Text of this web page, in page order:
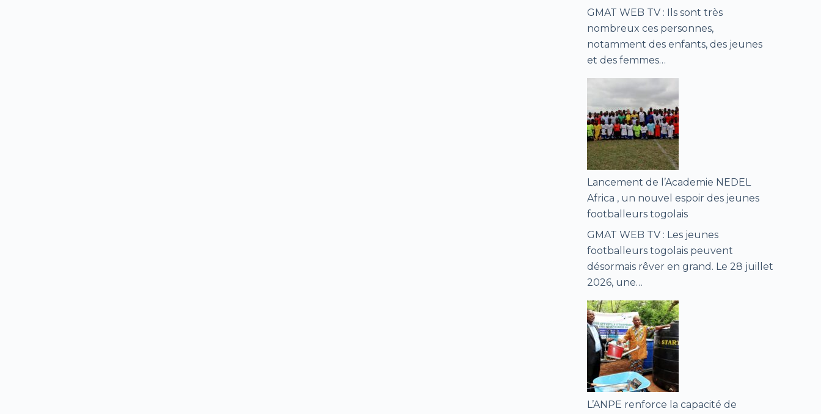
GMAT WEB TV : Ils sont très
nombreux ces personnes,
notamment des enfants, des jeunes
et des femmes…
Lancement de l’Academie NEDEL
Africa , un nouvel espoir des jeunes
footballeurs togolais
GMAT WEB TV : Les jeunes
footballeurs togolais peuvent
désormais rêver en grand. Le 28 juillet
2026, une…
L’ANPE renforce la capacité de